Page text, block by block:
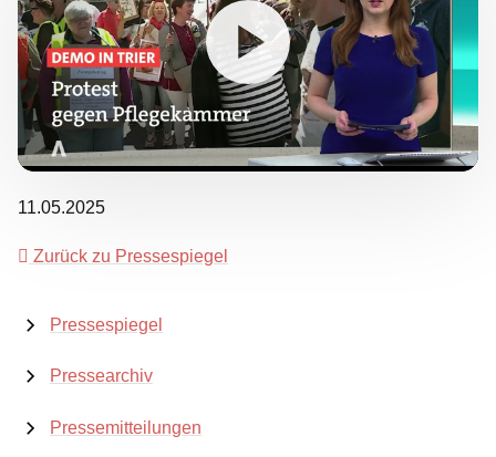
11.05.2025
Zurück zu Pressespiegel
Pressespiegel
Pressearchiv
Pressemitteilungen